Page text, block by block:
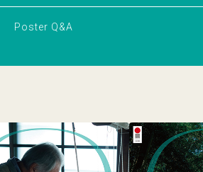
Poster Q&A